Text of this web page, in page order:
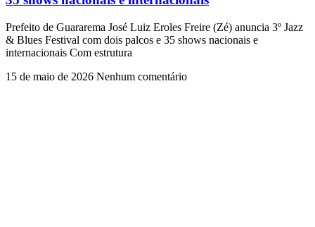
Prefeito de Guararema José Luiz Eroles Freire (Zé) anuncia 3º Jazz
& Blues Festival com dois palcos e 35 shows nacionais e
internacionais Com estrutura
15 de maio de 2026 Nenhum comentário